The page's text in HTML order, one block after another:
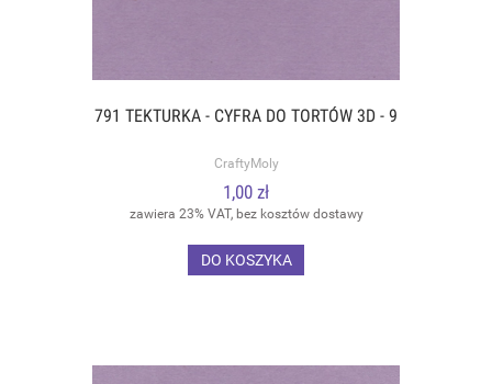
791 TEKTURKA - CYFRA DO TORTÓW 3D - 9
CraftyMoly
1,00 zł
zawiera 23% VAT, bez kosztów dostawy
DO KOSZYKA